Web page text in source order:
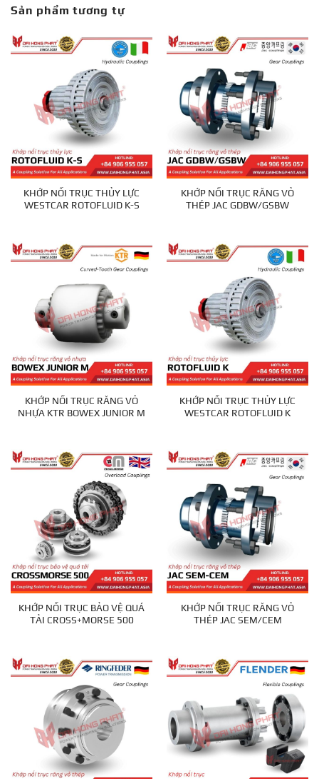
Sản phẩm tương tự
KHỚP NỐI TRỤC THỦY LỰC
WESTCAR ROTOFLUID K-S
KHỚP NỐI TRỤC RĂNG VỎ
THÉP JAC GDBW/GSBW
KHỚP NỐI TRỤC RĂNG VỎ
NHỰA KTR BOWEX JUNIOR M
KHỚP NỐI TRỤC THỦY LỰC
WESTCAR ROTOFLUID K
KHỚP NỐI TRỤC BẢO VỆ QUÁ
TẢI CROSS+MORSE 500
KHỚP NỐI TRỤC RĂNG VỎ
THÉP JAC SEM/CEM